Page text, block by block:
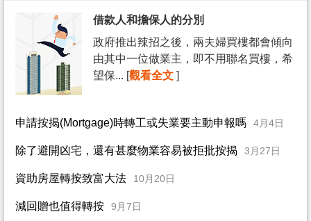
借款人和擔保人的分別
政府推出辣招之後，兩夫婦買樓都會傾向
由其中一位做業主，即不用聯名買樓，希
望保... [觀看全文 ]
申請按揭(Mortgage)時轉工或失業要主動申報嗎 4月4日
除了避開凶宅，還有甚麼物業容易被拒批按揭 3月27日
資助房屋轉按致富大法 10月20日
減回贈也值得轉按 9月7日